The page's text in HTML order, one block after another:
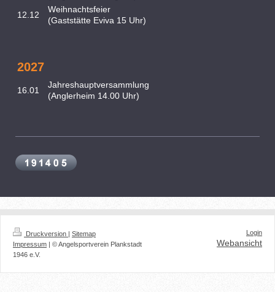
12.12
Weihnachtsfeier
(Gaststätte Eviva 15 Uhr)
2027
16.01
Jahreshauptversammlung
(Anglerheim 14.00 Uhr)
Druckversion | Sitemap
Impressum | © Angelsportverein Plankstadt
1946 e.V.
Login
Webansicht